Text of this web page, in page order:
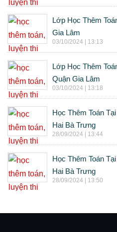
Lớp Học Thêm
Gia Lâm
03/10/2024 | 13:13
Lớp Học Thêm
Quận Gia Lâm
03/10/2024 | 13:18
Học Thêm Toán
Hai Bà Trưng
28/09/2024 | 13:44
Học Thêm Toán
Hai Bà Trưng
28/09/2024 | 13:50